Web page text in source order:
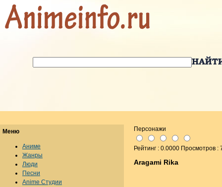
Персонажи
Рейтинг : 0.0000 Просмотров :
Aragami Rika
Меню
Аниме
Жанры
Люди
Песни
Anime Студии